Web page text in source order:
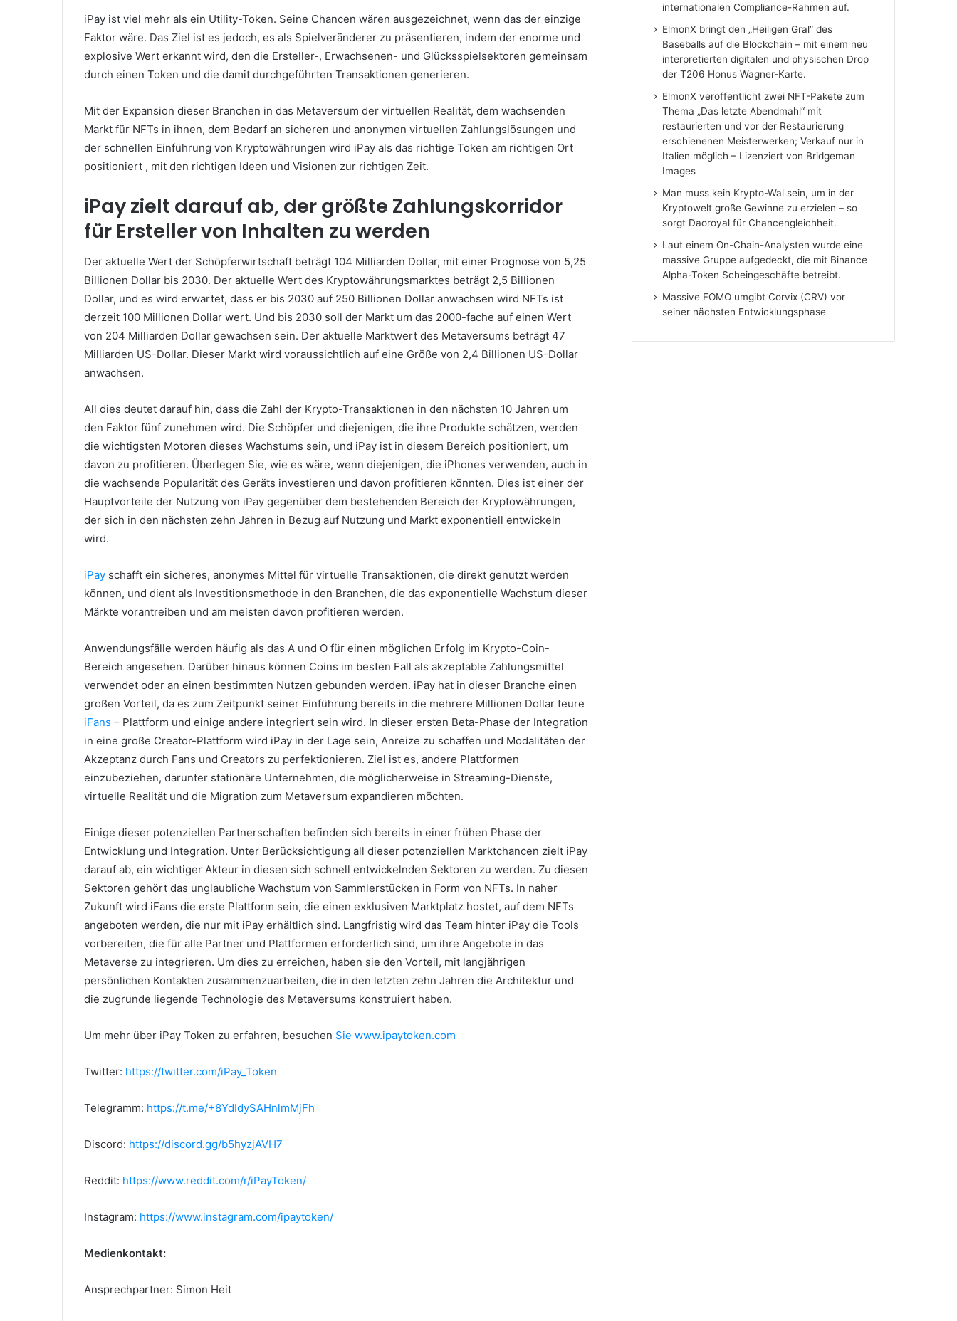
iPay ist viel mehr als ein Utility-Token. Seine Chancen wären ausgezeichnet, wenn das der einzige
Faktor wäre. Das Ziel ist es jedoch, es als Spielveränderer zu präsentieren, indem der enorme und
explosive Wert erkannt wird, den die Ersteller-, Erwachsenen- und Glücksspielsektoren gemeinsam
durch einen Token und die damit durchgeführten Transaktionen generieren.
Mit der Expansion dieser Branchen in das Metaversum der virtuellen Realität, dem wachsenden
Markt für NFTs in ihnen, dem Bedarf an sicheren und anonymen virtuellen Zahlungslösungen und
der schnellen Einführung von Kryptowährungen wird iPay als das richtige Token am richtigen Ort
positioniert , mit den richtigen Ideen und Visionen zur richtigen Zeit.
iPay zielt darauf ab, der größte Zahlungskorridor
für Ersteller von Inhalten zu werden
Der aktuelle Wert der Schöpferwirtschaft beträgt 104 Milliarden Dollar, mit einer Prognose von 5,25
Billionen Dollar bis 2030. Der aktuelle Wert des Kryptowährungsmarktes beträgt 2,5 Billionen
Dollar, und es wird erwartet, dass er bis 2030 auf 250 Billionen Dollar anwachsen wird NFTs ist
derzeit 100 Millionen Dollar wert. Und bis 2030 soll der Markt um das 2000-fache auf einen Wert
von 204 Milliarden Dollar gewachsen sein. Der aktuelle Marktwert des Metaversums beträgt 47
Milliarden US-Dollar. Dieser Markt wird voraussichtlich auf eine Größe von 2,4 Billionen US-Dollar
anwachsen.
All dies deutet darauf hin, dass die Zahl der Krypto-Transaktionen in den nächsten 10 Jahren um
den Faktor fünf zunehmen wird. Die Schöpfer und diejenigen, die ihre Produkte schätzen, werden
die wichtigsten Motoren dieses Wachstums sein, und iPay ist in diesem Bereich positioniert, um
davon zu profitieren. Überlegen Sie, wie es wäre, wenn diejenigen, die iPhones verwenden, auch in
die wachsende Popularität des Geräts investieren und davon profitieren könnten. Dies ist einer der
Hauptvorteile der Nutzung von iPay gegenüber dem bestehenden Bereich der Kryptowährungen,
der sich in den nächsten zehn Jahren in Bezug auf Nutzung und Markt exponentiell entwickeln
wird.
iPay schafft ein sicheres, anonymes Mittel für virtuelle Transaktionen, die direkt genutzt werden
können, und dient als Investitionsmethode in den Branchen, die das exponentielle Wachstum dieser
Märkte vorantreiben und am meisten davon profitieren werden.
Anwendungsfälle werden häufig als das A und O für einen möglichen Erfolg im Krypto-Coin-
Bereich angesehen. Darüber hinaus können Coins im besten Fall als akzeptable Zahlungsmittel
verwendet oder an einen bestimmten Nutzen gebunden werden. iPay hat in dieser Branche einen
großen Vorteil, da es zum Zeitpunkt seiner Einführung bereits in die mehrere Millionen Dollar teure
iFans – Plattform und einige andere integriert sein wird. In dieser ersten Beta-Phase der Integration
in eine große Creator-Plattform wird iPay in der Lage sein, Anreize zu schaffen und Modalitäten der
Akzeptanz durch Fans und Creators zu perfektionieren. Ziel ist es, andere Plattformen
einzubeziehen, darunter stationäre Unternehmen, die möglicherweise in Streaming-Dienste,
virtuelle Realität und die Migration zum Metaversum expandieren möchten.
Einige dieser potenziellen Partnerschaften befinden sich bereits in einer frühen Phase der
Entwicklung und Integration. Unter Berücksichtigung all dieser potenziellen Marktchancen zielt iPay
darauf ab, ein wichtiger Akteur in diesen sich schnell entwickelnden Sektoren zu werden. Zu diesen
Sektoren gehört das unglaubliche Wachstum von Sammlerstücken in Form von NFTs. In naher
Zukunft wird iFans die erste Plattform sein, die einen exklusiven Marktplatz hostet, auf dem NFTs
angeboten werden, die nur mit iPay erhältlich sind. Langfristig wird das Team hinter iPay die Tools
vorbereiten, die für alle Partner und Plattformen erforderlich sind, um ihre Angebote in das
Metaverse zu integrieren. Um dies zu erreichen, haben sie den Vorteil, mit langjährigen
persönlichen Kontakten zusammenzuarbeiten, die in den letzten zehn Jahren die Architektur und
die zugrunde liegende Technologie des Metaversums konstruiert haben.
Um mehr über iPay Token zu erfahren, besuchen Sie www.ipaytoken.com
Twitter: https://twitter.com/iPay_Token
Telegramm: https://t.me/+8YdIdySAHnlmMjFh
Discord: https://discord.gg/b5hyzjAVH7
Reddit: https://www.reddit.com/r/iPayToken/
Instagram: https://www.instagram.com/ipaytoken/
Medienkontakt:
Ansprechpartner: Simon Heit
internationalen Compliance-Rahmen auf.
ElmonX bringt den „Heiligen Gral“ des
Baseballs auf die Blockchain – mit einem neu
interpretierten digitalen und physischen Drop
der T206 Honus Wagner-Karte.
ElmonX veröffentlicht zwei NFT-Pakete zum
Thema „Das letzte Abendmahl“ mit
restaurierten und vor der Restaurierung
erschienenen Meisterwerken; Verkauf nur in
Italien möglich – Lizenziert von Bridgeman
Images
Man muss kein Krypto-Wal sein, um in der
Kryptowelt große Gewinne zu erzielen – so
sorgt Daoroyal für Chancengleichheit.
Laut einem On-Chain-Analysten wurde eine
massive Gruppe aufgedeckt, die mit Binance
Alpha-Token Scheingeschäfte betreibt.
Massive FOMO umgibt Corvix (CRV) vor
seiner nächsten Entwicklungsphase